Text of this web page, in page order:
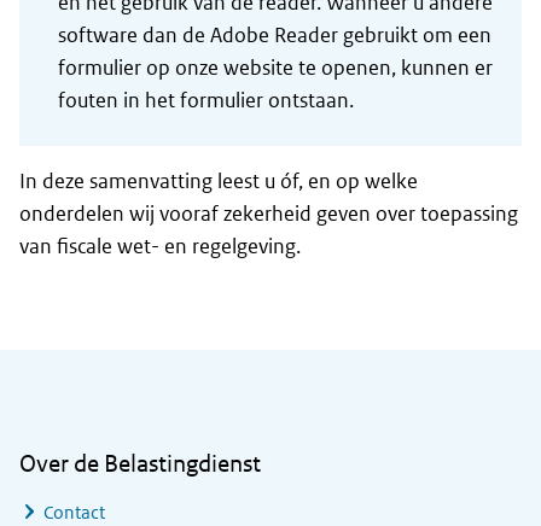
software dan de Adobe Reader gebruikt om een
formulier op onze website te openen, kunnen er
fouten in het formulier ontstaan.
In deze samenvatting leest u óf, en op welke
onderdelen wij vooraf zekerheid geven over toepassing
van fiscale wet- en regelgeving.
Over de Belastingdienst
Contact